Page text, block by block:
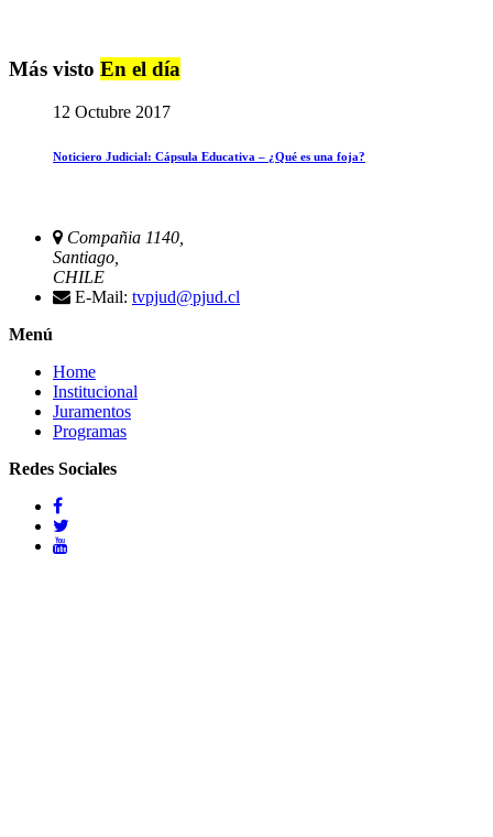
Más visto En el día
12 Octubre 2017
Noticiero Judicial: Cápsula Educativa – ¿Qué es una foja?
Compañia 1140,
Santiago,
CHILE
E-Mail: tvpjud@pjud.cl
Menú
Home
Institucional
Juramentos
Programas
Redes Sociales